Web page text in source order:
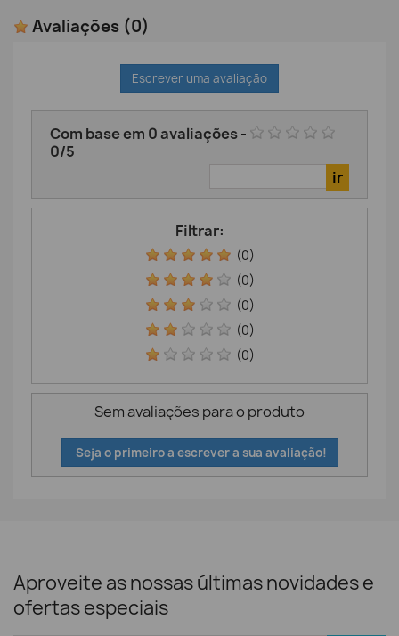
Avaliações (0)
Escrever uma avaliação
Com base em 0avaliações-
0/5
Filtrar:
(0)
(0)
(0)
(0)
(0)
Sem avaliações para o produto
Seja o primeiro a escrever a sua avaliação!
Aproveite as nossas últimas novidades e
ofertas especiais